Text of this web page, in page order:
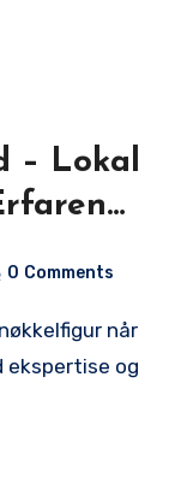
– Lokal
0 Comments
ekspertise og